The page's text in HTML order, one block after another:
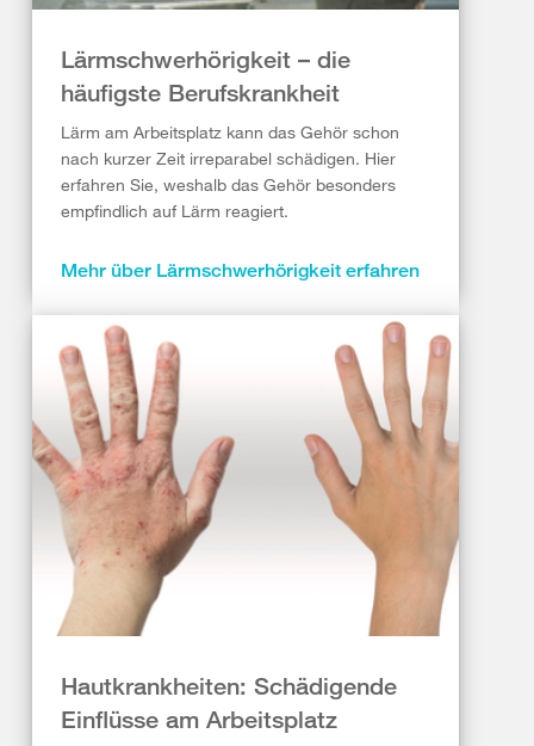
Lärmschwerhörigkeit – die
häufigste Berufskrankheit
Lärm am Arbeitsplatz kann das Gehör schon
nach kurzer Zeit irreparabel schädigen. Hier
erfahren Sie, weshalb das Gehör besonders
empfindlich auf Lärm reagiert.
Mehr über Lärmschwerhörigkeit erfahren
Hautkrankheiten: Schädigende
Einflüsse am Arbeitsplatz